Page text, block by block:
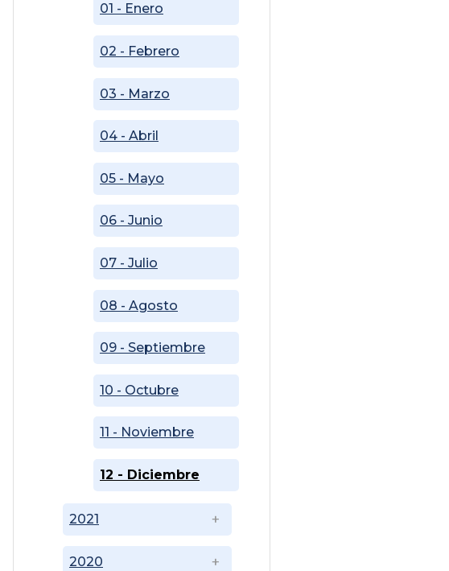
2020
2021
01 - Enero
02 - Febrero
03 - Marzo
04 - Abril
05 - Mayo
06 - Junio
07 - Julio
08 - Agosto
09 - Septiembre
10 - Octubre
11 - Noviembre
12 - Diciembre